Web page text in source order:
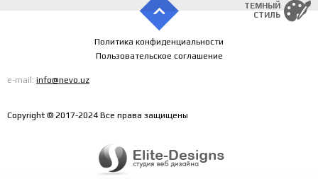
ТЕМНЫЙ
СТИЛЬ
Политика конфиденциальности
Пользовательское соглашение
e-mail: info@nevo.uz
Copyright © 2017-2024 Все права защищены